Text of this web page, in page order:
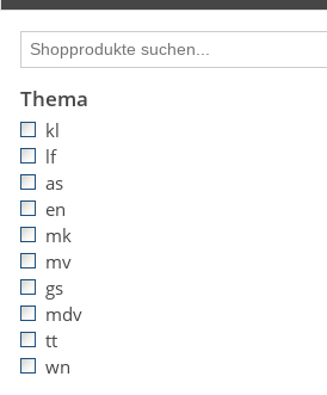
Thema
kl
lf
as
en
mk
mv
gs
mdv
tt
wn